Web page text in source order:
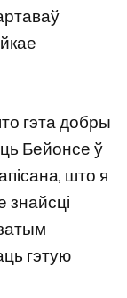
гэта добры
Бейонсе ў
што я
гэтую